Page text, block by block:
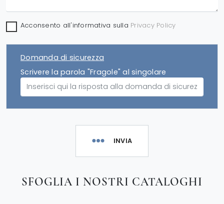
Acconsento all'informativa sulla Privacy Policy
Domanda di sicurezza
Scrivere la parola "Fragole" al singolare
INVIA
SFOGLIA I NOSTRI CATALOGHI